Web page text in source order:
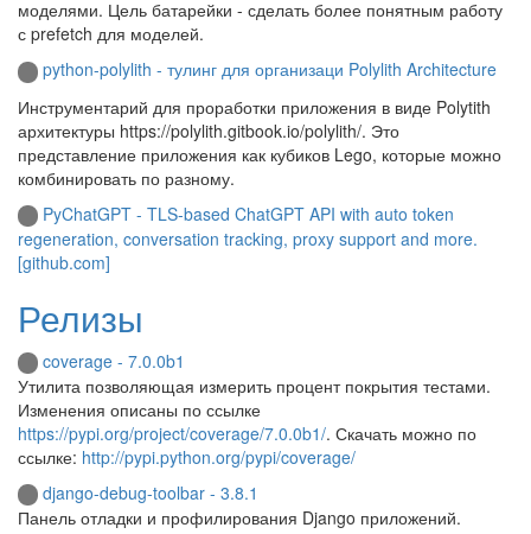
моделями. Цель батарейки - сделать более понятным работу
с prefetch для моделей.
python-polylith - тулинг для организаци Polylith Architecture
Инструментарий для проработки приложения в виде Polytith
архитектуры https://polylith.gitbook.io/polylith/. Это
представление приложения как кубиков Lego, которые можно
комбинировать по разному.
PyChatGPT - TLS-based ChatGPT API with auto token
regeneration, conversation tracking, proxy support and more.
[github.com]
Релизы
coverage - 7.0.0b1
Утилита позволяющая измерить процент покрытия тестами.
Изменения описаны по ссылке
https://pypi.org/project/coverage/7.0.0b1/. Скачать можно по
ссылке: http://pypi.python.org/pypi/coverage/
django-debug-toolbar - 3.8.1
Панель отладки и профилирования Django приложений.